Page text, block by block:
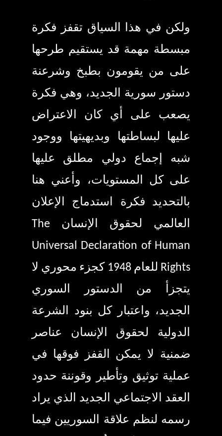
ولكن في هذا السياق تقفز فكرة
مبسطة مهمة قد يستقيم طرحها
على من يقومون بطبخ وشرعنة
دستور سورية الجديد، وهي فكرة
يصعب على أي كان الاعتراض
عليها لبساطتها وبديهيتها ووجود
شبه إجماع دولي مطلق عليها
على كل المستويات، وأعني هنا
بالتحديد فكرة استدماج الإعلان
العالمي لحقوق الإنسان The
Universal Declaration of Human
Rights للعام1948 كجزء محوري لا
يتجزأ من الدستور السوري
الجديد، واعتبار كل بنود الشرعة
الدولية لحقوق الإنسان عناصر
ضمنية لا يمكن القفز فوقها في
عملية توثيق وتأطير وقوننة حدود
العقد الاجتماعي الجديد الذي يراد
رسمه لنظم علاقة السوريين فيما